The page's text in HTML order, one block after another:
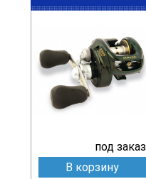
под заказ
В корзину